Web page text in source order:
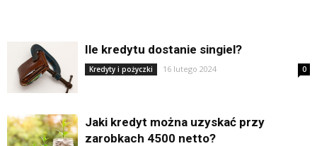
Ile kredytu dostanie singiel?
Kredyty i pożyczki 16 lutego 2024 0
Jaki kredyt można uzyskać przy
zarobkach 4500 netto?